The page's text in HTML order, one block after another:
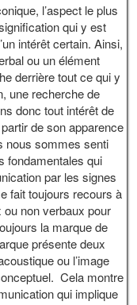
l’aspect le plus
qui y est
intérêt certain. Ainsi,
ou un élément
derrière tout ce qui y
une recherche de
donc tout intérêt de
de son apparence
nous sommes senti
fondamentales qui
par les signes
fait toujours recours à
non verbaux pour
la marque de
présente deux
ou l’image
Cela montre
qui implique